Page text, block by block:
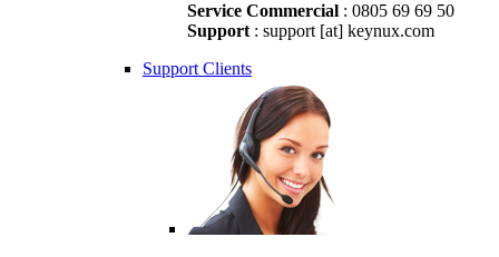
Service Commercial : 0805 69 69 50
Support : support [at] keynux.com
Support Clients